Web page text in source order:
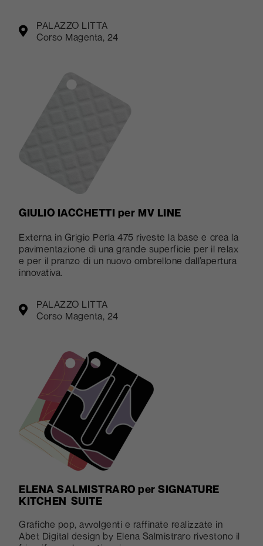
PALAZZO LITTA
Corso Magenta, 24
GIULIO IACCHETTI per MV LINE
Externa in Grigio Perla 475 riveste la base e crea la
pavimentazione di una grande superficie per il relax
e per il pranzo di un nuovo ombrellone dall’apertura
innovativa.
PALAZZO LITTA
Corso Magenta, 24
ELENA SALMISTRARO per SIGNATURE
KITCHEN SUITE
Grafiche pop, avvolgenti e raffinate realizzate in
Abet Digital design by Elena Salmistraro rivestono il